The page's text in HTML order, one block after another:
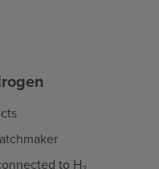
to H₂